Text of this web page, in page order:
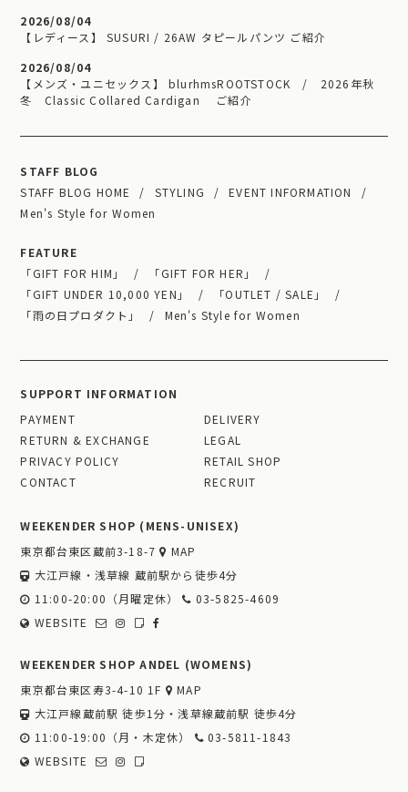
2026/08/04
【レディース】 SUSURI / 26AW タピールパンツ ご紹介
2026/08/04
【メンズ・ユニセックス】 blurhmsROOTSTOCK / 2026年秋
冬 Classic Collared Cardigan ご紹介
STAFF BLOG
STAFF BLOG HOME
STYLING
EVENT INFORMATION
Men's Style for Women
FEATURE
「GIFT FOR HIM」
「GIFT FOR HER」
「GIFT UNDER 10,000 YEN」
「OUTLET / SALE」
「雨の日プロダクト」
Men's Style for Women
SUPPORT INFORMATION
PAYMENT
DELIVERY
RETURN & EXCHANGE
LEGAL
PRIVACY POLICY
RETAIL SHOP
CONTACT
RECRUIT
WEEKENDER SHOP (MENS-UNISEX)
東京都台東区蔵前3-18-7
MAP
大江戸線・浅草線 蔵前駅から徒歩4分
11:00-20:00（月曜定休）
03-5825-4609
WEBSITE
WEEKENDER SHOP ANDEL (WOMENS)
東京都台東区寿3-4-10 1F
MAP
大江戸線蔵前駅 徒歩1分・浅草線蔵前駅 徒歩4分
11:00-19:00（月・木定休）
03-5811-1843
WEBSITE